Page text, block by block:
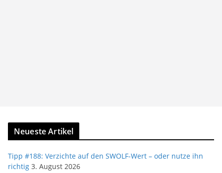
Neueste Artikel
Tipp #188: Verzichte auf den SWOLF-Wert – oder nutze ihn
richtig 3. August 2026